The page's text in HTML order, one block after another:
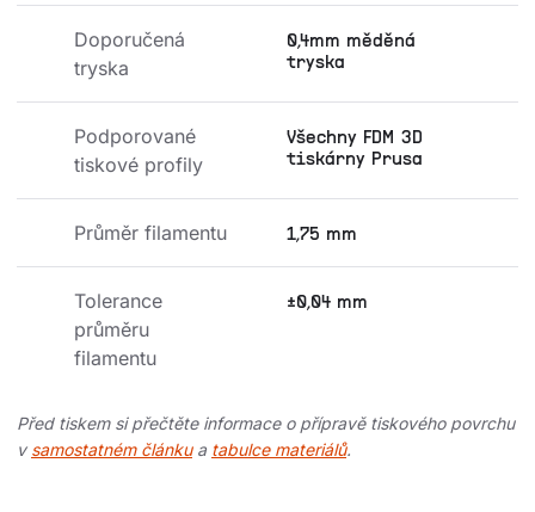
Doporučená
tryska
0,4mm měděná
tryska
Podporované
tiskové profily
Všechny FDM 3D
tiskárny Prusa
Průměr filamentu 1,75 mm
Tolerance
průměru
filamentu
±0,04 mm
Před tiskem si přečtěte informace o přípravě tiskového povrchu
v samostatném článkua tabulce materiálů.